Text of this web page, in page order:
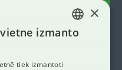
LATVIAN
×
izmanto
tiek izmantoti